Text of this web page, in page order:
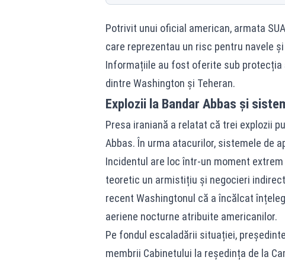
Potrivit unui oficial american, armata
care reprezentau un risc pentru navele
Informațiile au fost oferite sub
dintre Washington și Teheran.
Explozii la Bandar Abbas și
Presa iraniană a relatat că trei explozii
Abbas. În urma atacurilor, sistemele de
Incidentul are loc într-un moment
teoretic un armistițiu și negocieri
recent Washingtonul că a încălcat
aeriene nocturne atribuite americanilor.
Pe fondul escaladării situației,
membrii Cabinetului la reședința de la